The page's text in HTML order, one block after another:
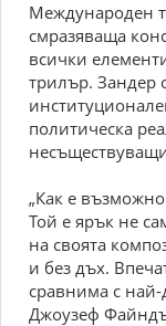
Международен
смразяваща
всички
трилър. Зандер
политическа
„Как е
Той е ярък не
на своята
и без дъх.
сравнима с
Джоузеф